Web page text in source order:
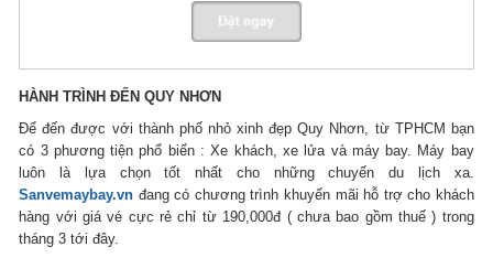
HÀNH TRÌNH ĐẾN QUY NHƠN
Để đến được với thành phố nhỏ xinh đẹp Quy Nhơn, từ TPHCM bạn
có 3 phương tiện phổ biến : Xe khách, xe lửa và máy bay. Máy bay
luôn là lựa chọn tốt nhất cho những chuyến du lịch xa.
Sanvemaybay.vn đang có chương trình khuyến mãi hỗ trợ cho khách
hàng với giá vé cực rẻ chỉ từ 190,000đ ( chưa bao gồm thuế ) trong
tháng 3 tới đây.